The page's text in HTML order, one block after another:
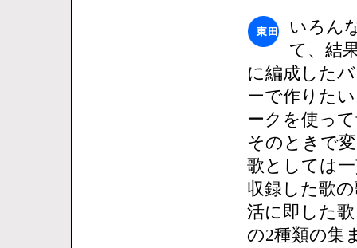
いろん
て、結
に編成した
ーで作りた
ークを使っ
そのときで
歌としては
収録した歌
活に即した
の2種類の集